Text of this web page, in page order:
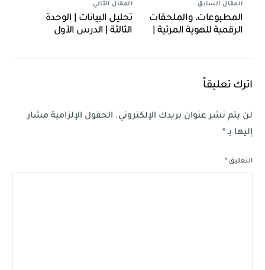
المقال السابق
المطبوعات، والملحقات
الرقمية للهوية المرئية |
المقال التالي
تحليل البيانات | الوحدة
الثالثة | الدرس الأول
اترك تعليقاً
لن يتم نشر عنوان بريدك الإلكتروني. الحقول الإلزامية مشار
إليها بـ*
التعليق*